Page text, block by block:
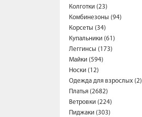
Колготки (23)
Комбинезоны (94)
Корсеты (34)
Купальники (61)
Леггинсы (173)
Майки (594)
Носки (12)
Одежда для взрослых (2)
Платья (2682)
Ветровки (224)
Пиджаки (303)